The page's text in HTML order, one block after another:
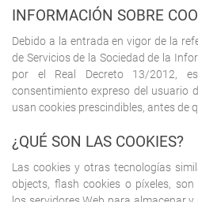
INFORMACIÓN SOBRE
Debido a la entrada en vigor de la
de Servicios de la Sociedad de la
por el Real Decreto 13/2012,
consentimiento expreso del usuario
usan cookies prescindibles, antes de
¿QUÉ SON LAS COOKIES?
Las cookies y otras tecnologías
objects, flash cookies o píxeles,